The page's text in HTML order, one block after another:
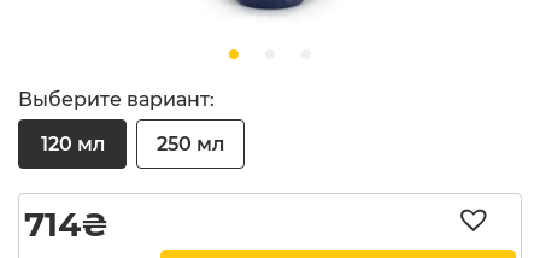
Выберите вариант:
120 мл
250 мл
714₴